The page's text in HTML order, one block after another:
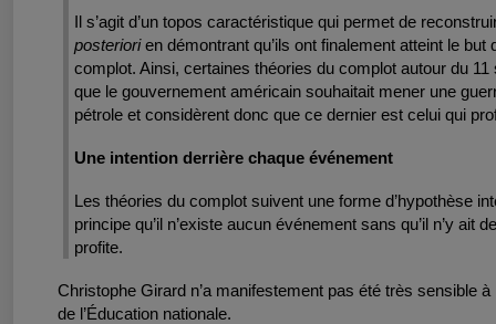
Il s’agit d’un topos caractéristique qui permet de
posteriorien démontrant qu’ils ont finalement atteint le but
complot. Ainsi, certaines théories du complot autour du
que le gouvernement américain souhaitait mener une
pétrole et considèrent donc que ce dernier est celui qui
Une intention derrière chaque événement
Les théories du complot suivent une forme d’hypothèse
principe qu’il n’existe aucun événement sans qu’il n’y ait
profite.
Christophe Girard n’a manifestement pas été très sensible à
de l’Éducation nationale.